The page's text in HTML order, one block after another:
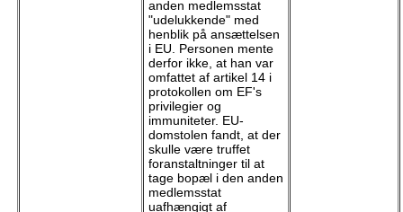
anden medlemsstat
"udelukkende" med
henblik på ansættelsen
i EU. Personen mente
derfor ikke, at han var
omfattet af artikel 14 i
protokollen om EF's
privilegier og
immuniteter. EU-
domstolen fandt, at der
skulle være truffet
foranstaltninger til at
tage bopæl i den anden
medlemsstat
uafhængigt af